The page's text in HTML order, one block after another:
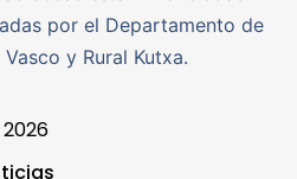
por el Departamento de
y Rural Kutxa.